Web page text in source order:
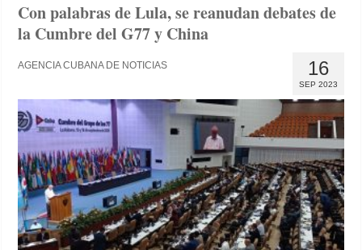
Con palabras de Lula, se reanudan debates de
la Cumbre del G77 y China
16
SEP 2023
AGENCIA CUBANA DE NOTICIAS